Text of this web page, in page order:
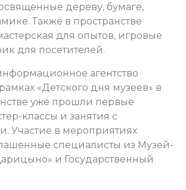
дереву, бумаге,
Также в пространстве
для опытов, игровые
для посетителей.
агентство
«Детского дня музеев» в
уже прошли первые
классы и занятия с
Участие в мероприятиях
специалисты из Музей-
и Государственный